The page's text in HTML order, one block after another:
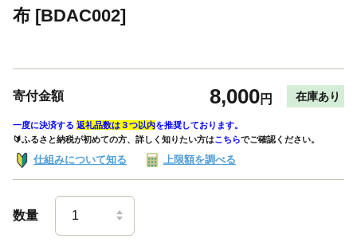
布 [BDAC002]
寄付金額 8,000円 在庫あり
一度に決済する 返礼品数は３つ以内を推奨しております。
🔰ふるさと納税が初めての方、詳しく知りたい方はこちらでご確認ください。
仕組みについて知る 上限額を調べる
数量